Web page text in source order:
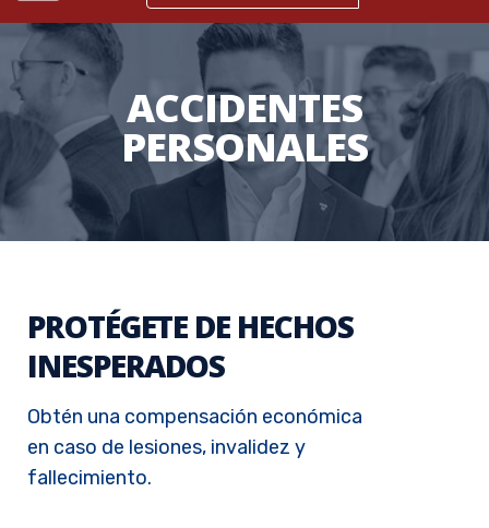
ACCIDENTES
PERSONALES
PROTÉGETE DE HECHOS
INESPERADOS
Obtén una compensación económica
en caso de lesiones, invalidez y
fallecimiento.